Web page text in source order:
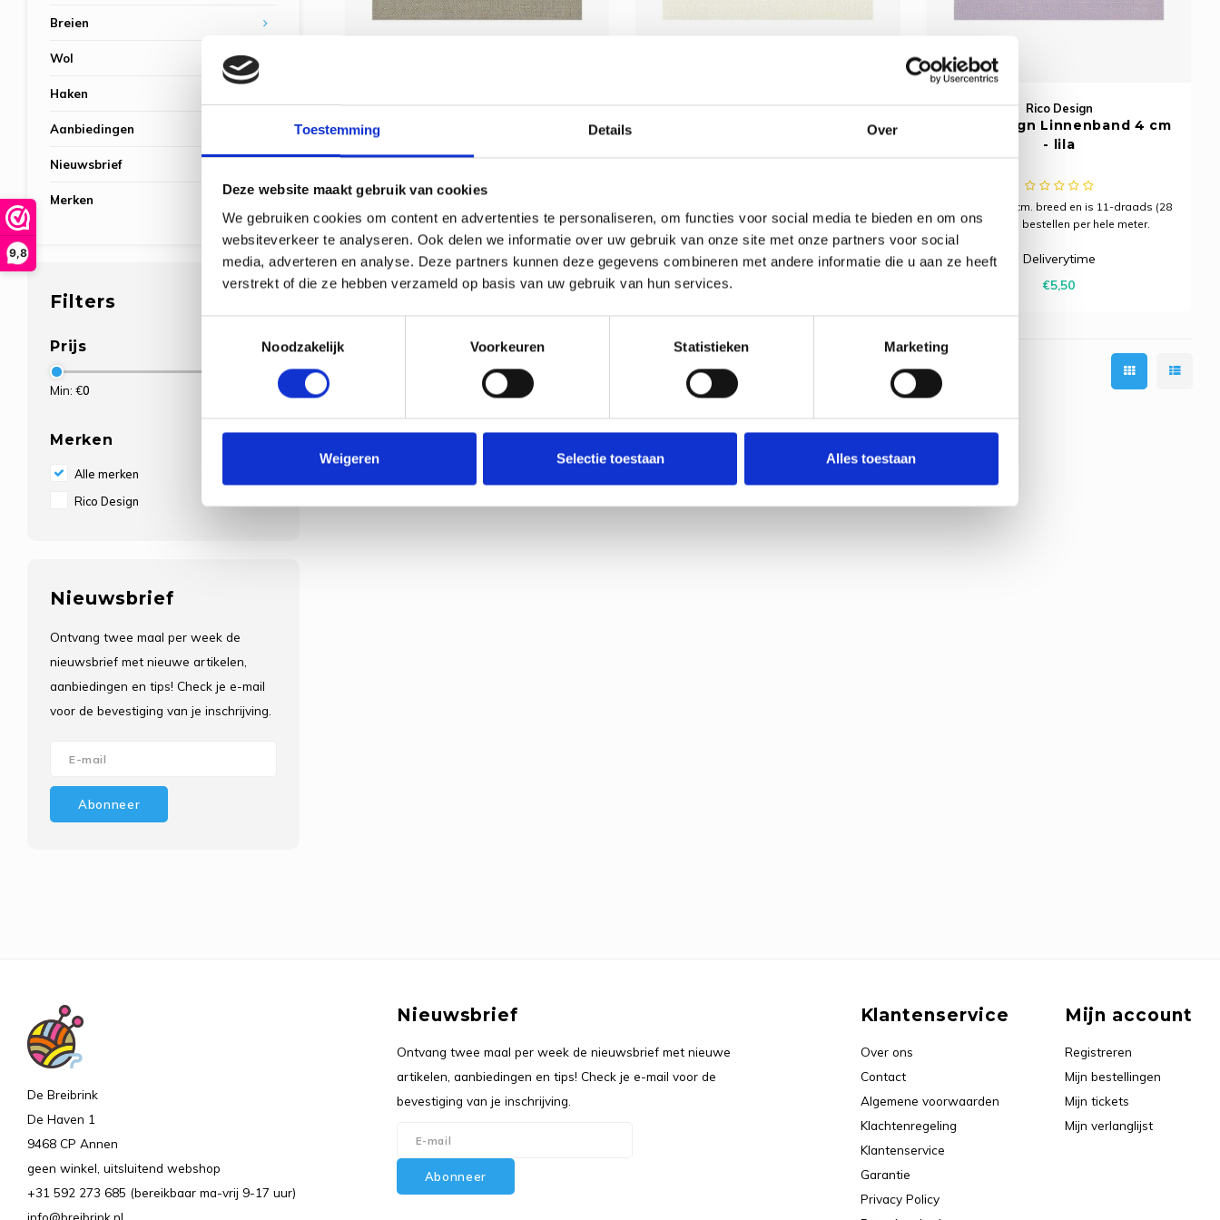
Toestemming Details Over
Deze website maakt gebruik van cookies
We gebruiken cookies om content en advertenties te personaliseren, om functies voor social media te bieden en om ons
websiteverkeer te analyseren. Ook delen we informatie over uw gebruik van onze site met onze partners voor social
media, adverteren en analyse. Deze partners kunnen deze gegevens combineren met andere informatie die u aan ze heeft
verstrekt of die ze hebben verzameld op basis van uw gebruik van hun services.
Noodzakelijk
Voorkeuren Statistieken Marketing
Weigeren Selectie toestaan Alles toestaan
9,8
Breien
Wol
Haken
Aanbiedingen
Nieuwsbrief
Merken
Filters
Prijs
Min: €0
Merken
Alle merken
Rico Design
Nieuwsbrief
Ontvang twee maal per week de
nieuwsbrief met nieuwe artikelen,
aanbiedingen en tips! Check je e-mail
voor de bevestiging van je inschrijving.
Abonneer
Rico Design
Rico Design Linnenband 4 cm
count). Te bestellen per hele meter.
Deliverytime
€4,95
Rico Design
Rico Design Linnenband 4 cm
count). Te bestellen per hele meter.
Deliverytime
Rico Design
Rico Design Linnenband 4 cm
- lila
De band is 4 cm. breed en is 11-draads (28
count). Te bestellen per hele meter.
Deliverytime
€5,50
De Breibrink
De Haven 1
9468 CP Annen
geen winkel, uitsluitend webshop
+31 592 273 685 (bereikbaar ma-vrij 9-17 uur)
info@breibrink.nl
Nieuwsbrief
Ontvang twee maal per week de nieuwsbrief met nieuwe
artikelen, aanbiedingen en tips! Check je e-mail voor de
bevestiging van je inschrijving.
Abonneer
Klantenservice
Over ons
Contact
Algemene voorwaarden
Klachtenregeling
Klantenservice
Garantie
Privacy Policy
Mijn account
Registreren
Mijn bestellingen
Mijn tickets
Mijn verlanglijst